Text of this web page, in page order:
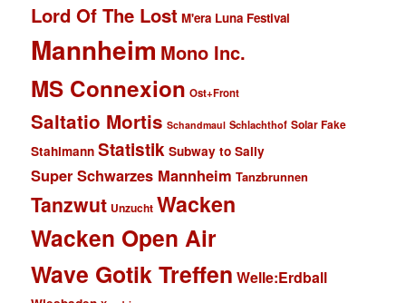
Lord Of The Lost M'era Luna Festival
Mannheim Mono Inc.
MS Connexion Ost+Front
Saltatio Mortis Schandmaul Schlachthof Solar Fake
Stahlmann Statistik Subway to Sally
Super Schwarzes Mannheim Tanzbrunnen
Tanzwut Unzucht Wacken
Wacken Open Air
Wave Gotik Treffen Welle:Erdball